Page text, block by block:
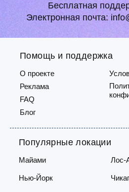
Бесплатная
Электронная почта:
Популярные локации
Майами Лос-
Нью-Йорк
Помощь и поддержка
О проекте
Реклама
FAQ
Блог